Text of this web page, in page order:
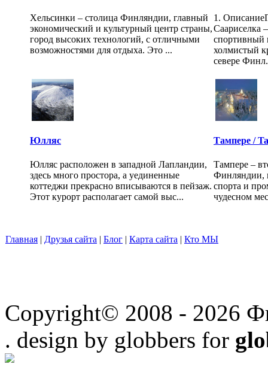
Хельсинки – столица Финляндии, главный
экономический и культурный центр страны,
город высоких технологий, с отличными
возможностями для отдыха. Это ...
1.
Саариселка
холмистый
севере
Юлляс
Юлляс расположен в западной Лапландии,
здесь много простора, а уединенные
коттеджи прекрасно вписываются в пейзаж.
Этот курорт располагает самой выс...
Тампере /
Тампере –
Финляндии,
спорта и
чудесном
Главная | Друзья сайта | Блог | Карта сайта | Кто МЫ
Copyright© 2008 - 2026
. design by globbers for